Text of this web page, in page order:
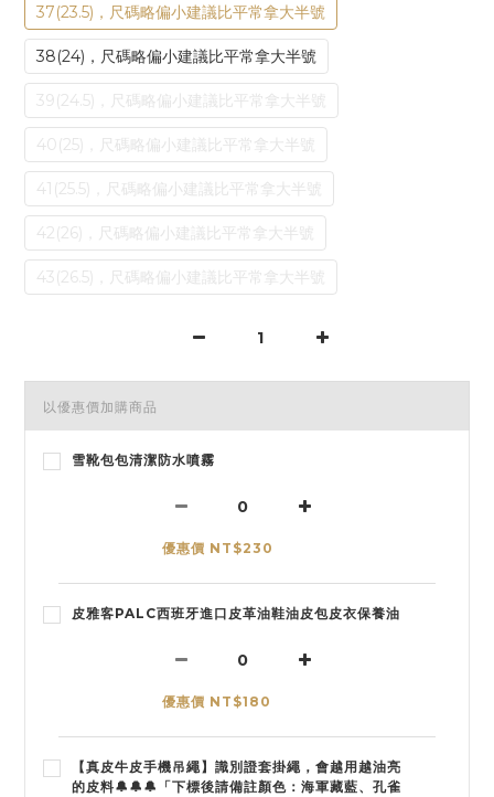
37(23.5)，尺碼略偏小建議比平常拿大半號
38(24)，尺碼略偏小建議比平常拿大半號
39(24.5)，尺碼略偏小建議比平常拿大半號
40(25)，尺碼略偏小建議比平常拿大半號
41(25.5)，尺碼略偏小建議比平常拿大半號
42(26)，尺碼略偏小建議比平常拿大半號
43(26.5)，尺碼略偏小建議比平常拿大半號
以優惠價加購商品
雪靴包包清潔防水噴霧
優惠價 NT$230
皮雅客PALC西班牙進口皮革油鞋油皮包皮衣保養油
優惠價 NT$180
【真皮牛皮手機吊繩】識別證套掛繩，會越用越油亮
的皮料🔔🔔🔔「下標後請備註顏色：海軍藏藍、孔雀